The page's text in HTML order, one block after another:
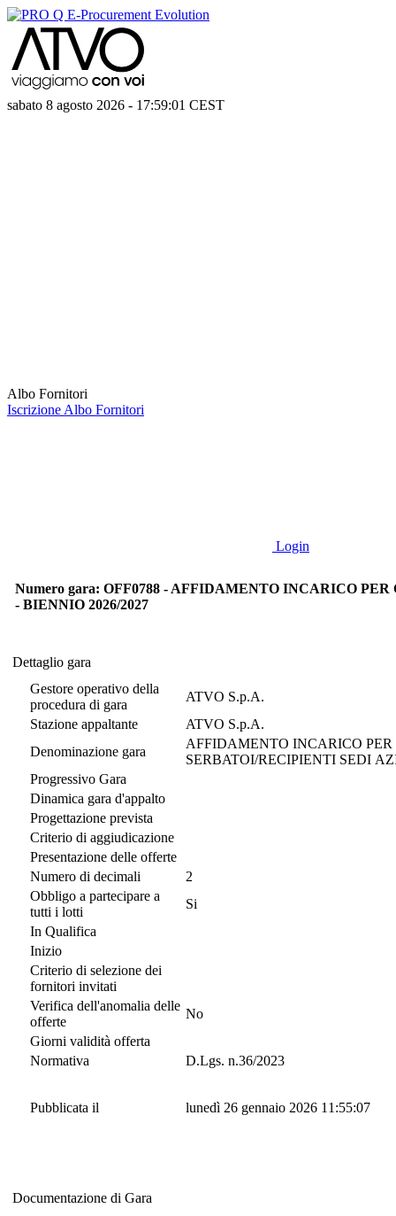
sabato 8 agosto 2026 - 17:59:01 CEST
Albo Fornitori
Iscrizione Albo Fornitori
Login
Numero gara: OFF0788 - AFFIDAMENTO INCARICO
- BIENNIO 2026/2027
Dettaglio gara
Gestore operativo della
procedura di gara
ATVO S.p.A.
Stazione appaltante
ATVO S.p.A.
Denominazione gara
AFFIDAMENTO INCARICO
Progressivo Gara
Dinamica gara d'appalto
Progettazione prevista
Criterio di aggiudicazione
Presentazione delle offerte
Numero di decimali
2
Obbligo a partecipare a
tutti i lotti
Si
In Qualifica
Inizio
Criterio di selezione dei
fornitori invitati
Verifica dell'anomalia delle
offerte
No
Giorni validità offerta
Normativa
D.Lgs. n.36/2023
Pubblicata il lunedì 26 gennaio 2026 11:55:07
Documentazione di Gara